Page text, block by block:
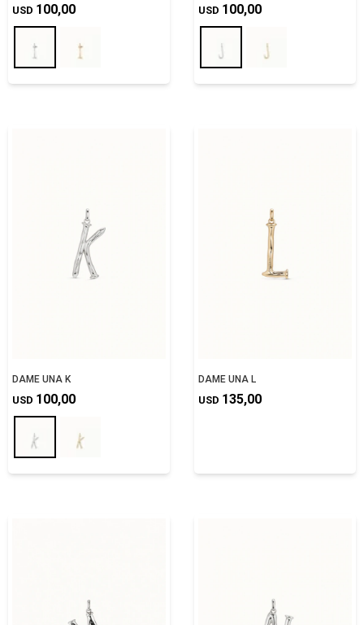
USD 100,00 USD 100,00
DAME UNA K
USD 100,00
DAME UNA L
USD 135,00